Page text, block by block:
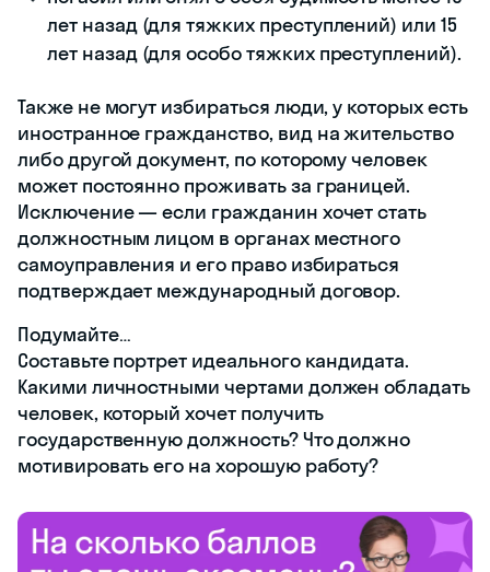
не достиг возраста, закрепленного в
Конституции (21 года — для
депутатов Государственной думы, 30
лет — для высших должностных лиц
субъектов РФ, 35 лет — для
президента РФ);
недееспособен;
имеет непогашенную и неснятую
судимость за тяжкие, особо тяжкие
преступления, экстремизм и по ряду
других статей;
погасил или снял с себя судимость
менее 10 лет назад (для тяжких
преступлений) или 15 лет назад (для
особо тяжких преступлений).
Также не могут избираться люди, у
которых есть иностранное
гражданство, вид на жительство либо